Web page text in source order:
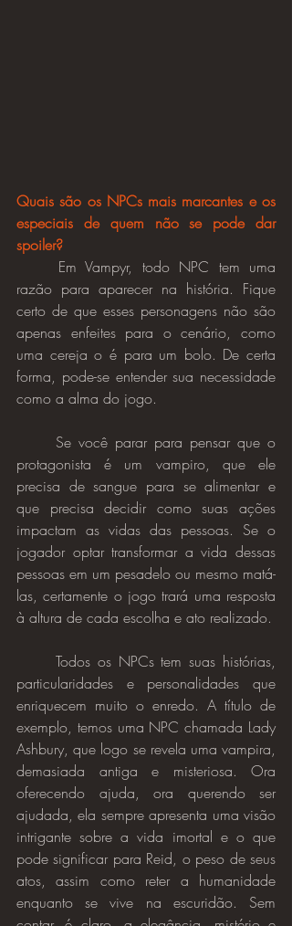
Quais são os NPCs mais marcantes e os
especiais de quem não se pode dar
spoiler?
razão para aparecer na história. Fique
certo de que esses personagens não são
apenas enfeites para o cenário, como
uma cereja o é para um bolo. De certa
forma, pode-se entender sua necessidade
como a alma do jogo.
protagonista é um vampiro, que ele
precisa de sangue para se alimentar e
que precisa decidir como suas ações
impactam as vidas das pessoas. Se o
jogador optar transformar a vida dessas
pessoas em um pesadelo ou mesmo matá-
las, certamente o jogo trará uma resposta
à altura de cada escolha e ato realizado.
particularidades e personalidades que
enriquecem muito o enredo. A título de
exemplo, temos uma NPC chamada Lady
Ashbury, que logo se revela uma vampira,
demasiada antiga e misteriosa. Ora
oferecendo ajuda, ora querendo ser
ajudada, ela sempre apresenta uma visão
intrigante sobre a vida imortal e o que
pode significar para Reid, o peso de seus
atos, assim como reter a humanidade
enquanto se vive na escuridão. Sem